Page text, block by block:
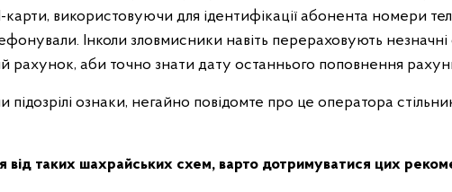
карти, використовуючи для ідентифікації абонента номери
Інколи зловмисники навіть перераховують незначні
рахунок, аби точно знати дату останнього поповнення
підозрілі ознаки, негайно повідомте про це оператора
від таких шахрайських схем, варто дотримуватися цих